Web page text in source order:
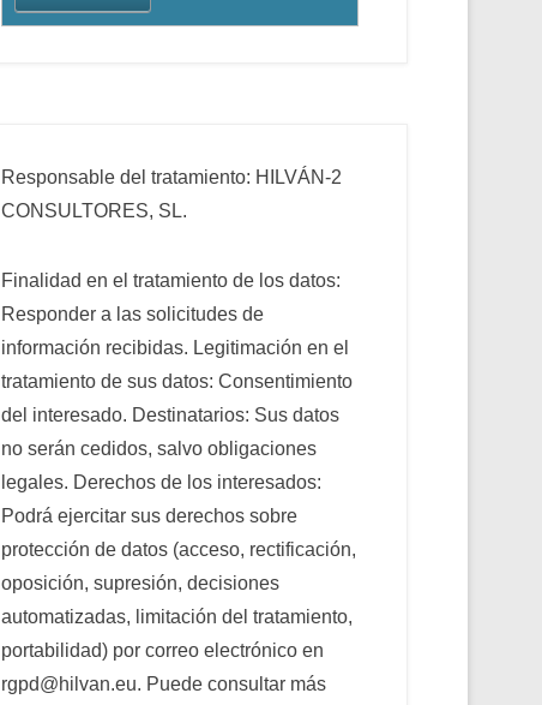
Responsable del tratamiento: HILVÁN-2
CONSULTORES, SL.
Finalidad en el tratamiento de los datos:
Responder a las solicitudes de
información recibidas. Legitimación en el
tratamiento de sus datos: Consentimiento
del interesado. Destinatarios: Sus datos
no serán cedidos, salvo obligaciones
legales. Derechos de los interesados:
Podrá ejercitar sus derechos sobre
protección de datos (acceso, rectificación,
oposición, supresión, decisiones
automatizadas, limitación del tratamiento,
portabilidad) por correo electrónico en
rgpd@hilvan.eu. Puede consultar más